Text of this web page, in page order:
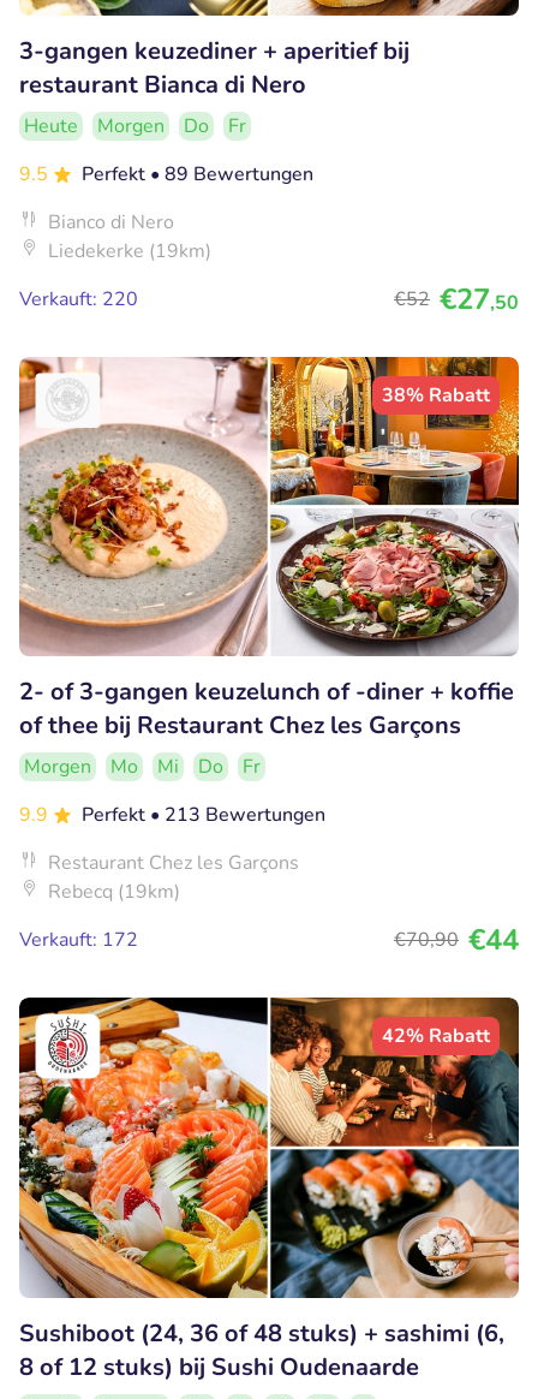
3-gangen keuzediner + aperitief bij
restaurant Bianca di Nero
Heute Morgen Do
Fr
9.5
Perfekt • 89 Bewertungen
Bianco di Nero
Liedekerke (19km)
Verkauft: 220
€52 €27,50
38% Rabatt
2- of 3-gangen keuzelunch of -diner + koffie
of thee bij Restaurant Chez les Garçons
Morgen Mo Mi Do
Fr
9.9
Perfekt • 213 Bewertungen
Restaurant Chez les Garçons
Rebecq (19km)
Verkauft: 172
€70,90 €44
42% Rabatt
Sushiboot (24, 36 of 48 stuks) + sashimi (6,
8 of 12 stuks) bij Sushi Oudenaarde